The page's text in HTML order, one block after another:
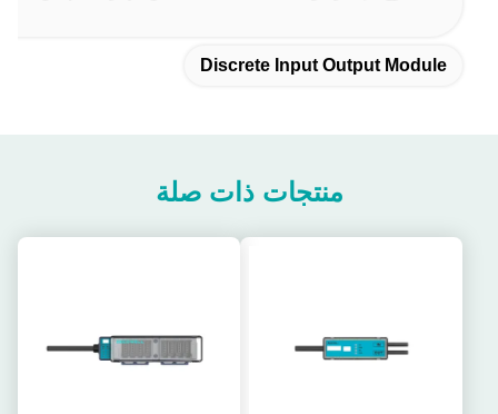
Discrete Input Output Module
منتجات ذات صلة